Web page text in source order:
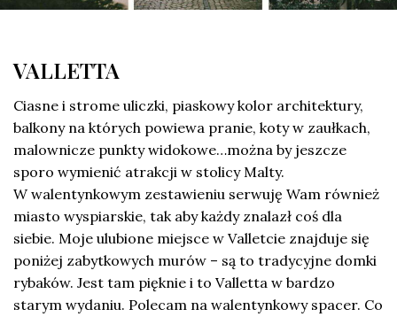
VALLETTA
Ciasne i strome uliczki, piaskowy kolor architektury,
balkony na których powiewa pranie, koty w zaułkach,
malownicze punkty widokowe…można by jeszcze
sporo wymienić atrakcji w stolicy Malty.
W walentynkowym zestawieniu serwuję Wam również
miasto wyspiarskie, tak aby każdy znalazł coś dla
siebie. Moje ulubione miejsce w Valletcie znajduje się
poniżej zabytkowych murów – są to tradycyjne domki
rybaków. Jest tam pięknie i to Valletta w bardzo
starym wydaniu. Polecam na walentynkowy spacer. Co